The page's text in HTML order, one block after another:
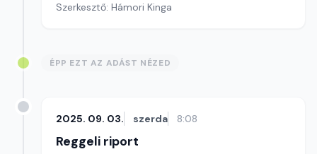
Szerkesztő: Hámori Kinga
ÉPP EZT AZ ADÁST NÉZED
2025. 09. 03. szerda 8:08
Reggeli riport